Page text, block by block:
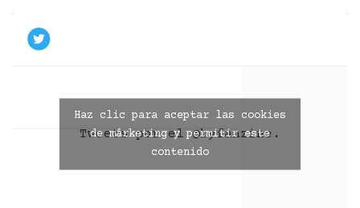
Tweets por el @byfanzine.
Haz clic para aceptar las cookies
de márketing y permitir este
contenido